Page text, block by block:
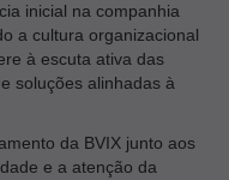
inicial na companhia
a cultura organizacional
à escuta ativa das
soluções alinhadas à
da BVIX junto aos
e a atenção da